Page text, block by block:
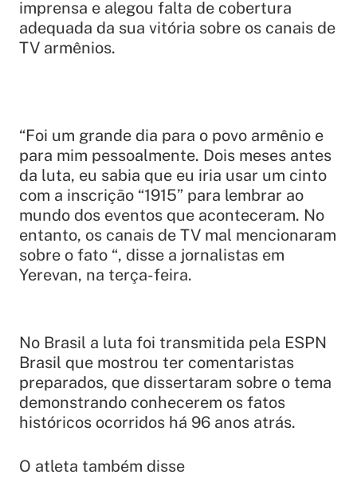
imprensa e alegou falta de cobertura
adequada da sua vitória sobre os canais de
TV armênios.
“Foi um grande dia para o povo armênio e
para mim pessoalmente. Dois meses antes
da luta, eu sabia que eu iria usar um cinto
com a inscrição “1915” para lembrar ao
mundo dos eventos que aconteceram. No
entanto, os canais de TV mal mencionaram
sobre o fato “, disse a jornalistas em
Yerevan, na terça-feira.
No Brasil a luta foi transmitida pela ESPN
Brasil que mostrou ter comentaristas
preparados, que dissertaram sobre o tema
demonstrando conhecerem os fatos
históricos ocorridos há 96 anos atrás.
O atleta também disse